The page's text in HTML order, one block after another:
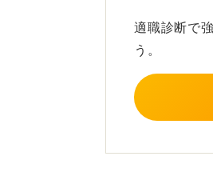
文面は簡潔
報（就業開
0
適職診断で
う。